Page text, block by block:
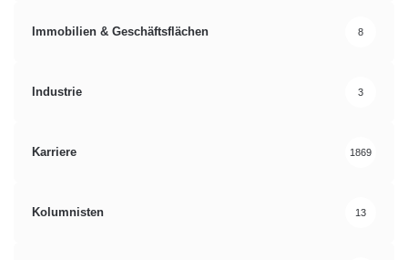
Immobilien & Geschäftsflächen 8
Industrie 3
Karriere 1869
Kolumnisten 13